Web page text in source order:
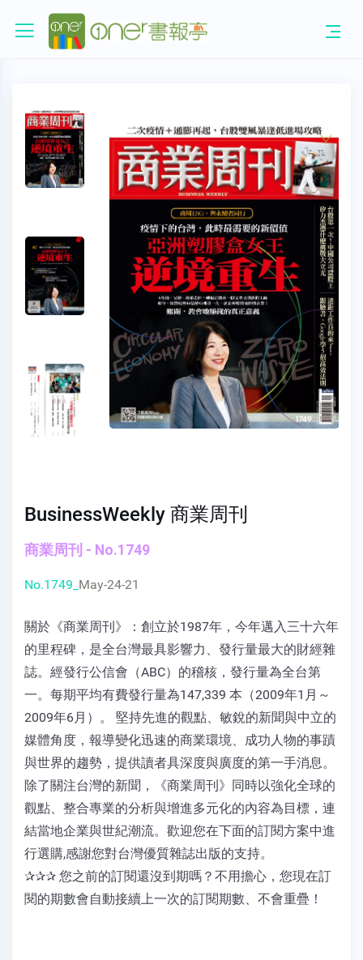
BusinessWeekly 商業周刊
商業周刊 - No.1749
No.1749_ May-24-21
關於《商業周刊》：創立於1987年，今年邁入三十六年
的里程碑，是全台灣最具影響力、發行量最大的財經雜
誌。經發行公信會（ABC）的稽核，發行量為全台第
一。每期平均有費發行量為147,339 本（2009年1月～
2009年6月）。 堅持先進的觀點、敏銳的新聞與中立的
媒體角度，報導變化迅速的商業環境、成功人物的事蹟
與世界的趨勢，提供讀者具深度與廣度的第一手消息。
除了關注台灣的新聞，《商業周刊》同時以強化全球的
觀點、整合專業的分析與增進多元化的內容為目標，連
結當地企業與世紀潮流。歡迎您在下面的訂閱方案中進
行選購,感謝您對台灣優質雜誌出版的支持。
✰✰✰ 您之前的訂閱還沒到期嗎？不用擔心，您現在訂
閱的期數會自動接續上一次的訂閱期數、不會重疊！